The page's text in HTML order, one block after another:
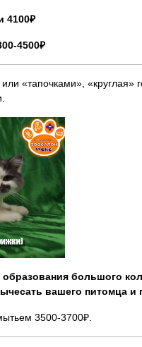
4100₽
4500₽
«тапочками», «круглая»
большого
вашего питомца
3500-3700₽.